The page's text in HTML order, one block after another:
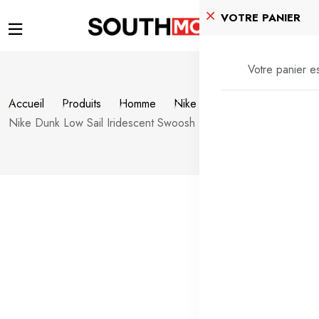
VOTRE PANIER
Votre panier
Accueil Produits Homme
Nike Dunk
Nike Dunk Low Sail Iridescent Swoosh